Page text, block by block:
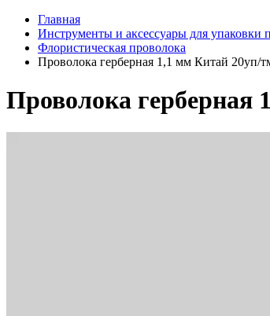
Главная
Инструменты и аксессуары для упаковки
Флористическая проволока
Проволока герберная 1,1 мм Китай 20уп/
Проволока герберная